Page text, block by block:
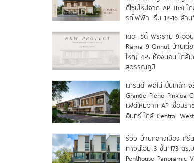
ดีไซน์ใหม่จาก AP Thai ใ
รถไฟฟ้า เริ่ม 12-16 ล้าน*
เดอะ ซิตี้ พระราม 9-อ่อน
Rama 9-Onnut บ้านเดี่
ใหญ่ 4-5 ห้องนอน ใกล้ม
สุวรรณภูมิ
แกรนด์ พลีโน่ ปิ่นเกล้า-
Grande Pleno Pinkloa-
แฝดใหม่จาก AP เชื่อมร
อินทร์ ใกล้ Central
รีวิว บ้านกลางเมือง ศรี
ทาวน์โฮม 3 ชั้น 173 ตร
Penthouse Panoramic